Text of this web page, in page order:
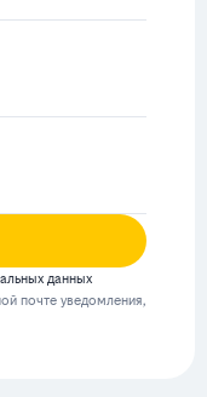
данных
почте уведомления,